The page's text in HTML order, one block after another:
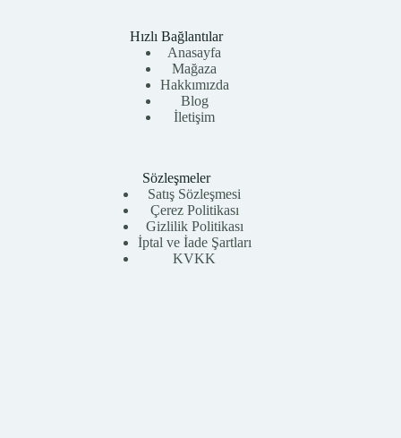
Hızlı Bağlantılar
Anasayfa
Mağaza
Hakkımızda
Blog
İletişim
Sözleşmeler
Satış Sözleşmesi
Çerez Politikası
Gizlilik Politikası
İptal ve İade Şartları
KVKK